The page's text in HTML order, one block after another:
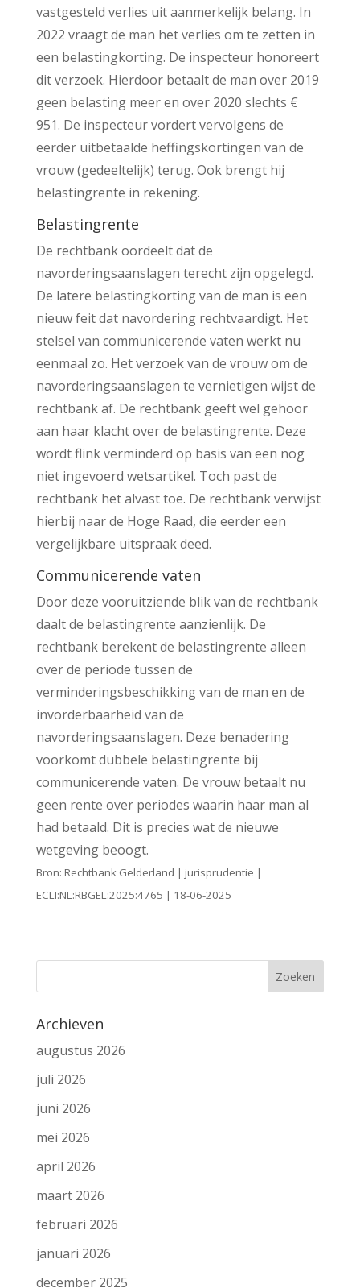
vastgesteld verlies uit aanmerkelijk belang. In
2022 vraagt de man het verlies om te zetten in
een belastingkorting. De inspecteur honoreert
dit verzoek. Hierdoor betaalt de man over 2019
geen belasting meer en over 2020 slechts €
951. De inspecteur vordert vervolgens de
eerder uitbetaalde heffingskortingen van de
vrouw (gedeeltelijk) terug. Ook brengt hij
belastingrente in rekening.
Belastingrente
De rechtbank oordeelt dat de
navorderingsaanslagen terecht zijn opgelegd.
De latere belastingkorting van de man is een
nieuw feit dat navordering rechtvaardigt. Het
stelsel van communicerende vaten werkt nu
eenmaal zo. Het verzoek van de vrouw om de
navorderingsaanslagen te vernietigen wijst de
rechtbank af. De rechtbank geeft wel gehoor
aan haar klacht over de belastingrente. Deze
wordt flink verminderd op basis van een nog
niet ingevoerd wetsartikel. Toch past de
rechtbank het alvast toe. De rechtbank verwijst
hierbij naar de Hoge Raad, die eerder een
vergelijkbare uitspraak deed.
Communicerende vaten
Door deze vooruitziende blik van de rechtbank
daalt de belastingrente aanzienlijk. De
rechtbank berekent de belastingrente alleen
over de periode tussen de
verminderingsbeschikking van de man en de
invorderbaarheid van de
navorderingsaanslagen. Deze benadering
voorkomt dubbele belastingrente bij
communicerende vaten. De vrouw betaalt nu
geen rente over periodes waarin haar man al
had betaald. Dit is precies wat de nieuwe
wetgeving beoogt.
Bron: Rechtbank Gelderland | jurisprudentie |
ECLI:NL:RBGEL:2025:4765 | 18-06-2025
Archieven
augustus 2026
juli 2026
juni 2026
mei 2026
april 2026
maart 2026
februari 2026
januari 2026
december 2025